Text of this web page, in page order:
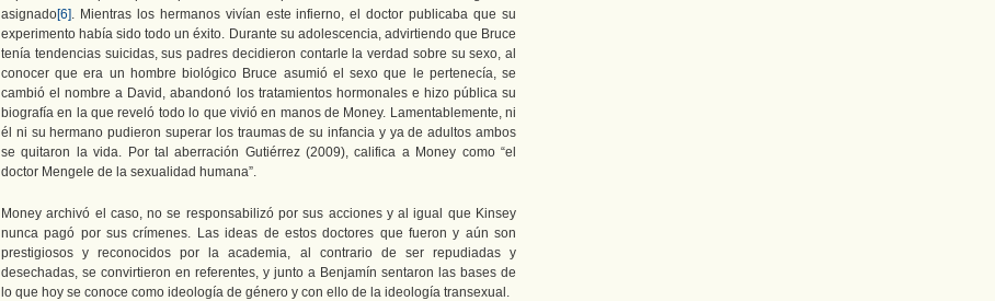
asignado[6]. Mientras los hermanos vivían este infierno, el doctor publicaba que su
experimento había sido todo un éxito. Durante su adolescencia, advirtiendo que Bruce
tenía tendencias suicidas, sus padres decidieron contarle la verdad sobre su sexo, al
conocer que era un hombre biológico Bruce asumió el sexo que le pertenecía, se
cambió el nombre a David, abandonó los tratamientos hormonales e hizo pública su
biografía en la que reveló todo lo que vivió en manos de Money. Lamentablemente, ni
él ni su hermano pudieron superar los traumas de su infancia y ya de adultos ambos
se quitaron la vida. Por tal aberración Gutiérrez (2009), califica a Money como “el
doctor Mengele de la sexualidad humana”.
Money archivó el caso, no se responsabilizó por sus acciones y al igual que Kinsey
nunca pagó por sus crímenes. Las ideas de estos doctores que fueron y aún son
prestigiosos y reconocidos por la academia, al contrario de ser repudiadas y
desechadas, se convirtieron en referentes, y junto a Benjamín sentaron las bases de
lo que hoy se conoce como ideología de género y con ello de la ideología transexual.